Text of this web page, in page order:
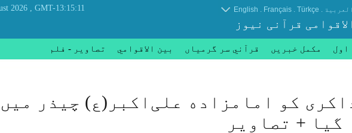
GMT-13:15:11
, Friday 07 August 2026 العربیة .
Türkçe
.
Français
.
English
قرآنی نیوز
اول مکمل خبریں قرآني سر گرمياں بين الاقوامي تصاوير - فلم
کو امامزاده علی‌اکبر(ع) چیذر میں
گیا + تصاویر